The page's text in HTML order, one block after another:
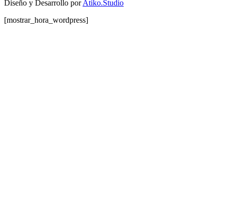
Diseño y Desarrollo porAtiko.Studio
[mostrar_hora_wordpress]